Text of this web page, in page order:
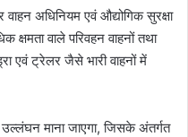
वाहन अधिनियम एवं औद्योगिक सुरक्षा
वाले परिवहन वाहनों तथा
एवं ट्रेलर जैसे भारी वाहनों में
माना जाएगा, जिसके अंतर्गत